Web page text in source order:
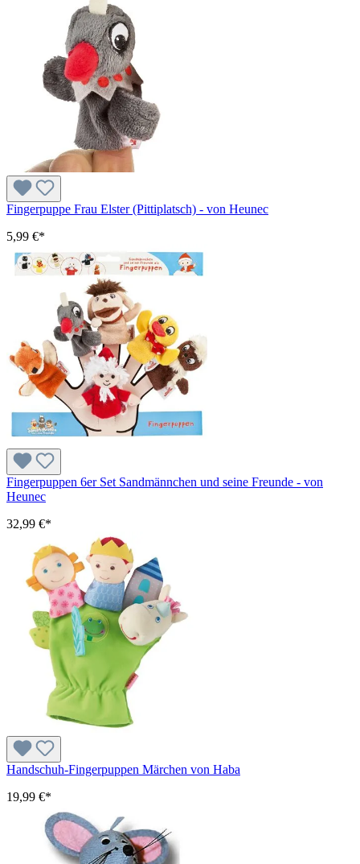
Fingerpuppe Frau Elster (Pittiplatsch) - von Heunec
5,99 €*
Fingerpuppen 6er Set Sandmännchen und seine Freunde - von
Heunec
32,99 €*
Handschuh-Fingerpuppen Märchen von Haba
19,99 €*